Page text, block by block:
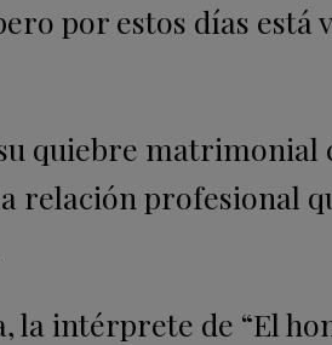
por estos días está
quiebre matrimonial
relación profesional
intérprete de “El